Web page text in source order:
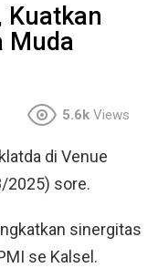
Kuatkan
Muda
5.6k Views
di Venue
2025) sore.
sinergitas
se Kalsel.